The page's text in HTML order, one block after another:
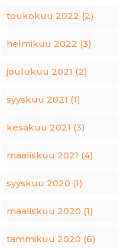
toukokuu 2022 (2)
helmikuu 2022 (3)
joulukuu 2021 (2)
syyskuu 2021 (1)
kesäkuu 2021 (3)
maaliskuu 2021 (4)
syyskuu 2020 (1)
maaliskuu 2020 (1)
tammikuu 2020 (6)